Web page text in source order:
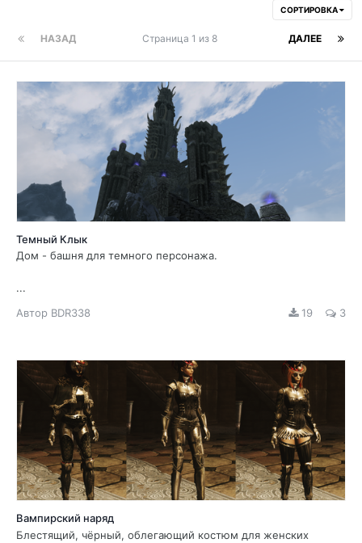
СОРТИРОВКА
НАЗАД ДАЛЕЕ
Страница 1 из 8
Темный Клык
Дом - башня для темного персонажа.
...
Автор BDR338 19 3
Вампирский наряд
Блестящий, чёрный, облегающий костюм для женских